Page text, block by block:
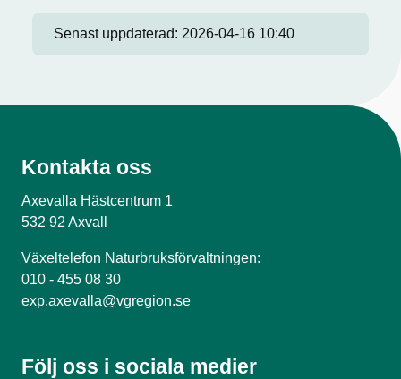
Senast uppdaterad: 2026-04-16 10:40
Kontakta oss
Axevalla Hästcentrum 1
532 92 Axvall
Växeltelefon Naturbruksförvaltningen:
010 - 455 08 30
exp.axevalla@vgregion.se
Följ oss i sociala medier